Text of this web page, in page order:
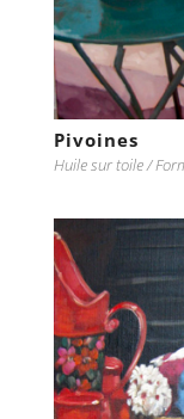
Pivoines
Huile sur toile /